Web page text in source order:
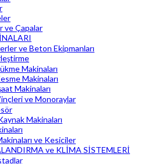
ve Çapalar
ve Beton Ekipmanları
Makinaları
Makinaları
Makinaları
ve Monoraylar
Makinaları
ve Kesiciler
ve KLİMA SİSTEMLERİ